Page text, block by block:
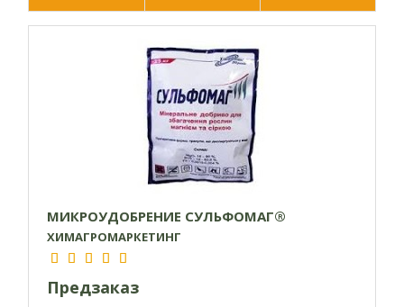
МИКРОУДОБРЕНИЕ СУЛЬФОМАГ®
ХИМАГРОМАРКЕТИНГ
Предзаказ